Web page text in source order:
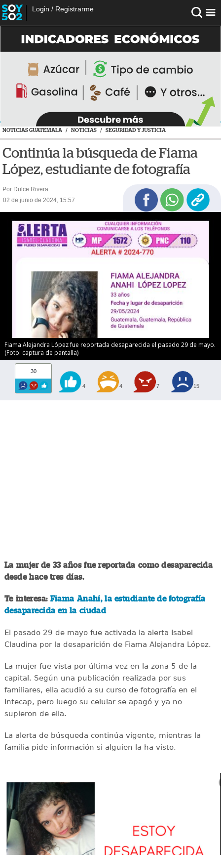
Login / Registrarme
NOTICIAS GUATEMALA / NOTICIAS / SEGURIDAD Y JUSTICIA
Continúa la búsqueda de Fiama
López, estudiante de fotografía
Por Dulce Rivera
02 de junio de 2024, 15:57
Fiama Alejandra López fue reportada desaparecida el pasado 29 de mayo.
(Foto: captura de pantalla)
30
4 4 7 15
La mujer de 33 años fue reportada como desaparecida
desde hace tres días.
Te interesa: Fiama Anahí, la estudiante de fotografía
desaparecida en la ciudad
El pasado 29 de mayo fue activada la alerta Isabel
Claudina por la desaparición de Fiama Alejandra López.
La mujer fue vista por última vez en la zona 5 de la
capital. Según una publicación realizada por sus
familiares, ella acudió a su curso de fotografía en el
Intecap, pero luego su celular se apagó y ya no
supieron de ella.
La alerta de búsqueda continúa vigente, mientras la
familia pide información si alguien la ha visto.